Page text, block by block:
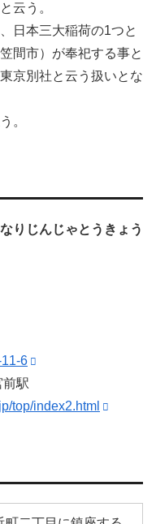
云う。
日本三大稲荷の1つと
間市）が奉祀する事と
京別社と云う扱いとな
。
りじんじゃとうきょう
6
駅
top/index2.html